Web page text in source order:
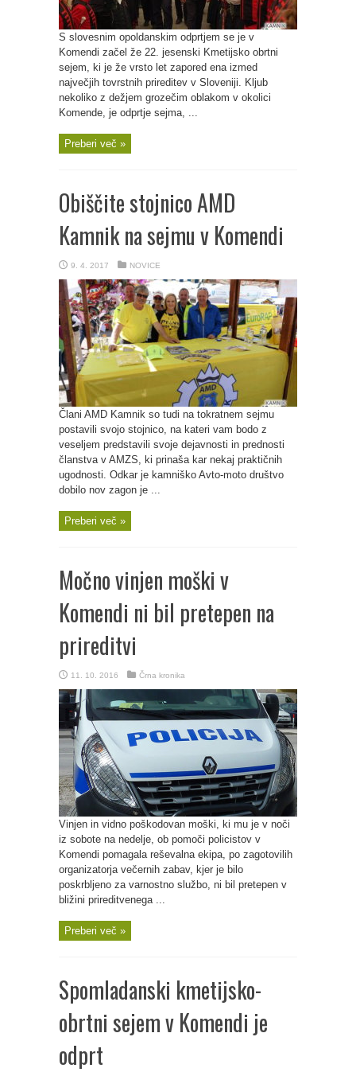
S slovesnim opoldanskim odprtjem se je v
Komendi začel že 22. jesenski Kmetijsko obrtni
sejem, ki je že vrsto let zapored ena izmed
največjih tovrstnih prireditev v Sloveniji. Kljub
nekoliko z dežjem grozečim oblakom v okolici
Komende, je odprtje sejma, ...
Preberi več »
Obiščite stojnico AMD
Kamnik na sejmu v Komendi
9. 4. 2017 NOVICE
Člani AMD Kamnik so tudi na tokratnem sejmu
postavili svojo stojnico, na kateri vam bodo z
veseljem predstavili svoje dejavnosti in prednosti
članstva v AMZS, ki prinaša kar nekaj praktičnih
ugodnosti. Odkar je kamniško Avto-moto društvo
dobilo nov zagon je ...
Preberi več »
Močno vinjen moški v
Komendi ni bil pretepen na
prireditvi
11. 10. 2016 Črna kronika
Vinjen in vidno poškodovan moški, ki mu je v noči
iz sobote na nedelje, ob pomoči policistov v
Komendi pomagala reševalna ekipa, po zagotovilih
organizatorja večernih zabav, kjer je bilo
poskrbljeno za varnostno službo, ni bil pretepen v
bližini prireditvenega ...
Preberi več »
Spomladanski kmetijsko-
obrtni sejem v Komendi je
odprt